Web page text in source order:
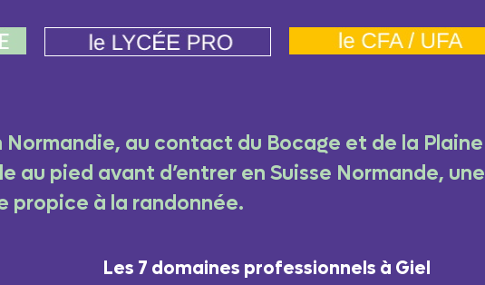
au contact du Bocage et de la Plaine
au pied avant d’entrer en Suisse Normande, une
propice à la randonnée.
Les 7 domaines professionnels à Giel